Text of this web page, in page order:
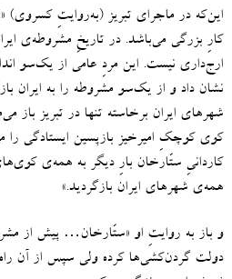
این‌که در ماجرای تبریز(به‌روایتِ کسروی) «
کارِ بزرگی می‌باشد.در تاریخِ مشروطه‌ی
ارج‌داری نیست. این مردِ عامی از یک‌سو
نشان داد و از یک‌سو مشروطه را به ایران
شهرهای ایران برخاسته تنها در تبریز باز
کوی کوچکِ امیرخیز بازپسین ایستادگی را
کاردانیِ ستّارخان بارِ دیگر به همه‌ی
همه‌ی شهرهای ایران بازگردید.»
و باز به روایتِ او «ستّارخان… پیش از
دولت گردن‌کشی‌ها کرده ولی سپس از آن